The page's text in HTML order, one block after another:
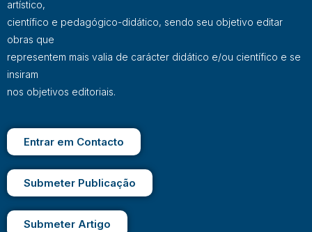
artístico,
científico e pedagógico-didático, sendo seu objetivo editar
obras que
representem mais valia de carácter didático e/ou científico e se
insiram
nos objetivos editoriais.
Entrar em Contacto
Submeter Publicação
Submeter Artigo